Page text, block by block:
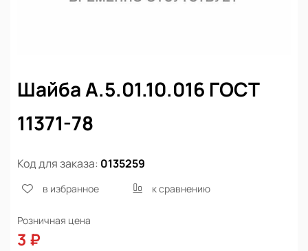
Шайба А.5.01.10.016 ГОСТ
11371-78
Код для заказа: 0135259
в избранное к сравнению
Розничная цена
3 ₽